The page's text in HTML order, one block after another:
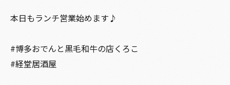
本日もランチ営業始めます♪
#博多おでんと黒毛和牛の店くろこ
#経堂居酒屋